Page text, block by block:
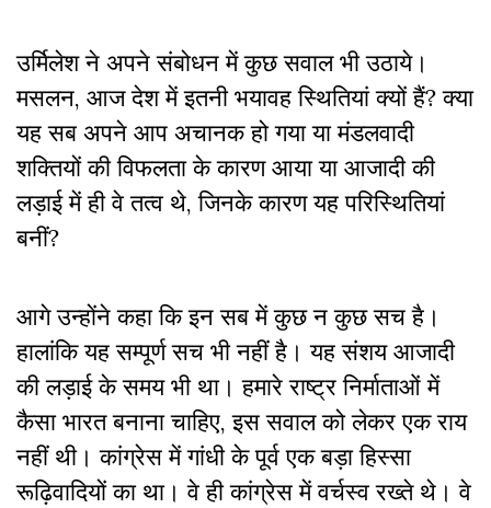
उर्मिलेश ने अपने संबोधन में कुछ सवाल भी उठाये।
मसलन, आज देश में इतनी भयावह स्थितियां क्यों हैं? क्या
यह सब अपने आप अचानक हो गया या मंडलवादी
शक्तियों की विफलता के कारण आया या आजादी की
लड़ाई में ही वे तत्व थे, जिनके कारण यह परिस्थितियां
बनीं?
आगे उन्होंने कहा कि इन सब में कुछ न कुछ सच है।
हालांकि यह सम्पूर्ण सच भी नहीं है। यह संशय आजादी
की लड़ाई के समय भी था। हमारे राष्ट्र निर्माताओं में
कैसा भारत बनाना चाहिए, इस सवाल को लेकर एक राय
नहीं थी। कांग्रेस में गांधी के पूर्व एक बड़ा हिस्सा
रूढ़िवादियों का था। वे ही कांग्रेस में वर्चस्व रख्ते थे। वे